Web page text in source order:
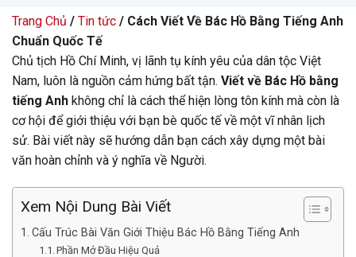
Trang Chủ / Tin tức / Cách Viết Về Bác Hồ Bằng Tiếng Anh
Chuẩn Quốc Tế
Chủ tịch Hồ Chí Minh, vị lãnh tụ kính yêu của dân tộc Việt
Nam, luôn là nguồn cảm hứng bất tận. Viết về Bác Hồ bằng
tiếng Anh không chỉ là cách thể hiện lòng tôn kính mà còn là
cơ hội để giới thiệu với bạn bè quốc tế về một vĩ nhân lịch
sử. Bài viết này sẽ hướng dẫn bạn cách xây dựng một bài
văn hoàn chỉnh và ý nghĩa về Người.
Xem Nội Dung Bài Viết
Cấu Trúc Bài Văn Giới Thiệu Bác Hồ Bằng Tiếng Anh
Phần Mở Đầu Hiệu Quả